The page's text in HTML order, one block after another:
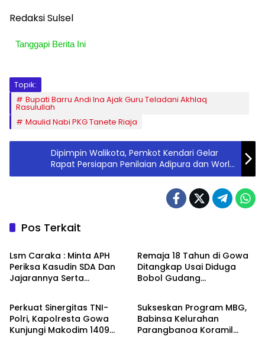
Redaksi Sulsel
Tanggapi Berita Ini
Topik:
Bupati Barru Andi Ina Ajak Guru Teladani Akhlaq
Rasulullah
Maulid Nabi PKG Tanete Riaja
Dipimpin Walikota, Pemkot Kendari Gelar
Rapat Persiapan Penilaian Adipura dan World
Clean Up Day
Pos Terkait
Berita
Lsm Caraka : Minta APH
Periksa Kasudin SDA Dan
Jajarannya Serta
Remaja 18 Tahun di Gowa
Ditangkap Usai Diduga
Bobol Gudang
Berita
Perkuat Sinergitas TNI-
Polri, Kapolresta Gowa
Kunjungi Makodim 1409
Berita
Sukseskan Program MBG,
Babinsa Kelurahan
Parangbanoa Koramil
Berita Berita